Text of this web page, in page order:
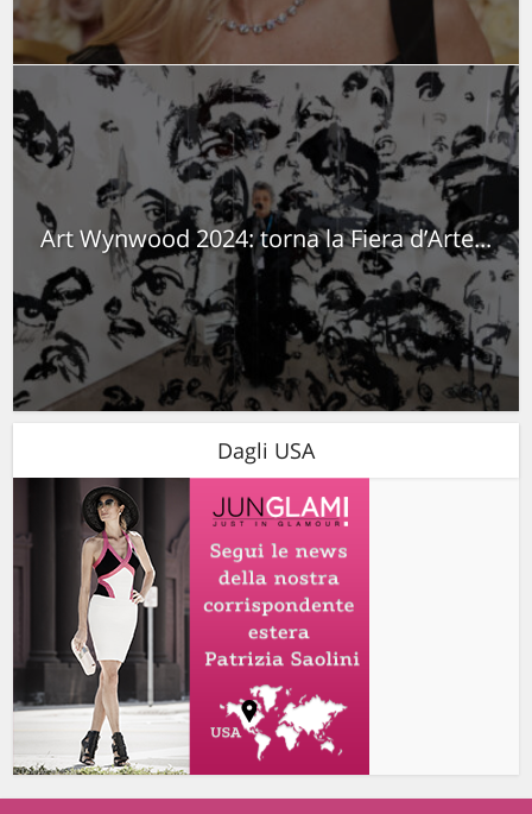
Art Wynwood 2024: torna la Fiera d’Arte...
Dagli USA